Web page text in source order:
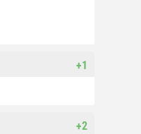
+1
+2